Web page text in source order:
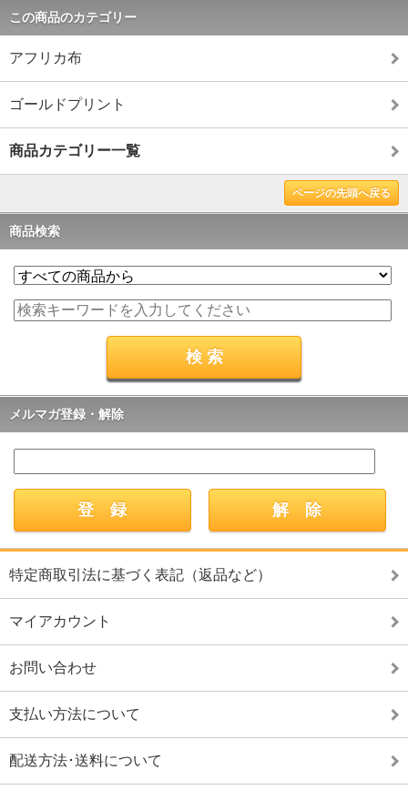
この商品のカテゴリー
アフリカ布
ゴールドプリント
商品カテゴリー一覧
ページの先頭へ戻る
商品検索
メルマガ登録・解除
特定商取引法に基づく表記（返品など）
マイアカウント
お問い合わせ
支払い方法について
配送方法･送料について